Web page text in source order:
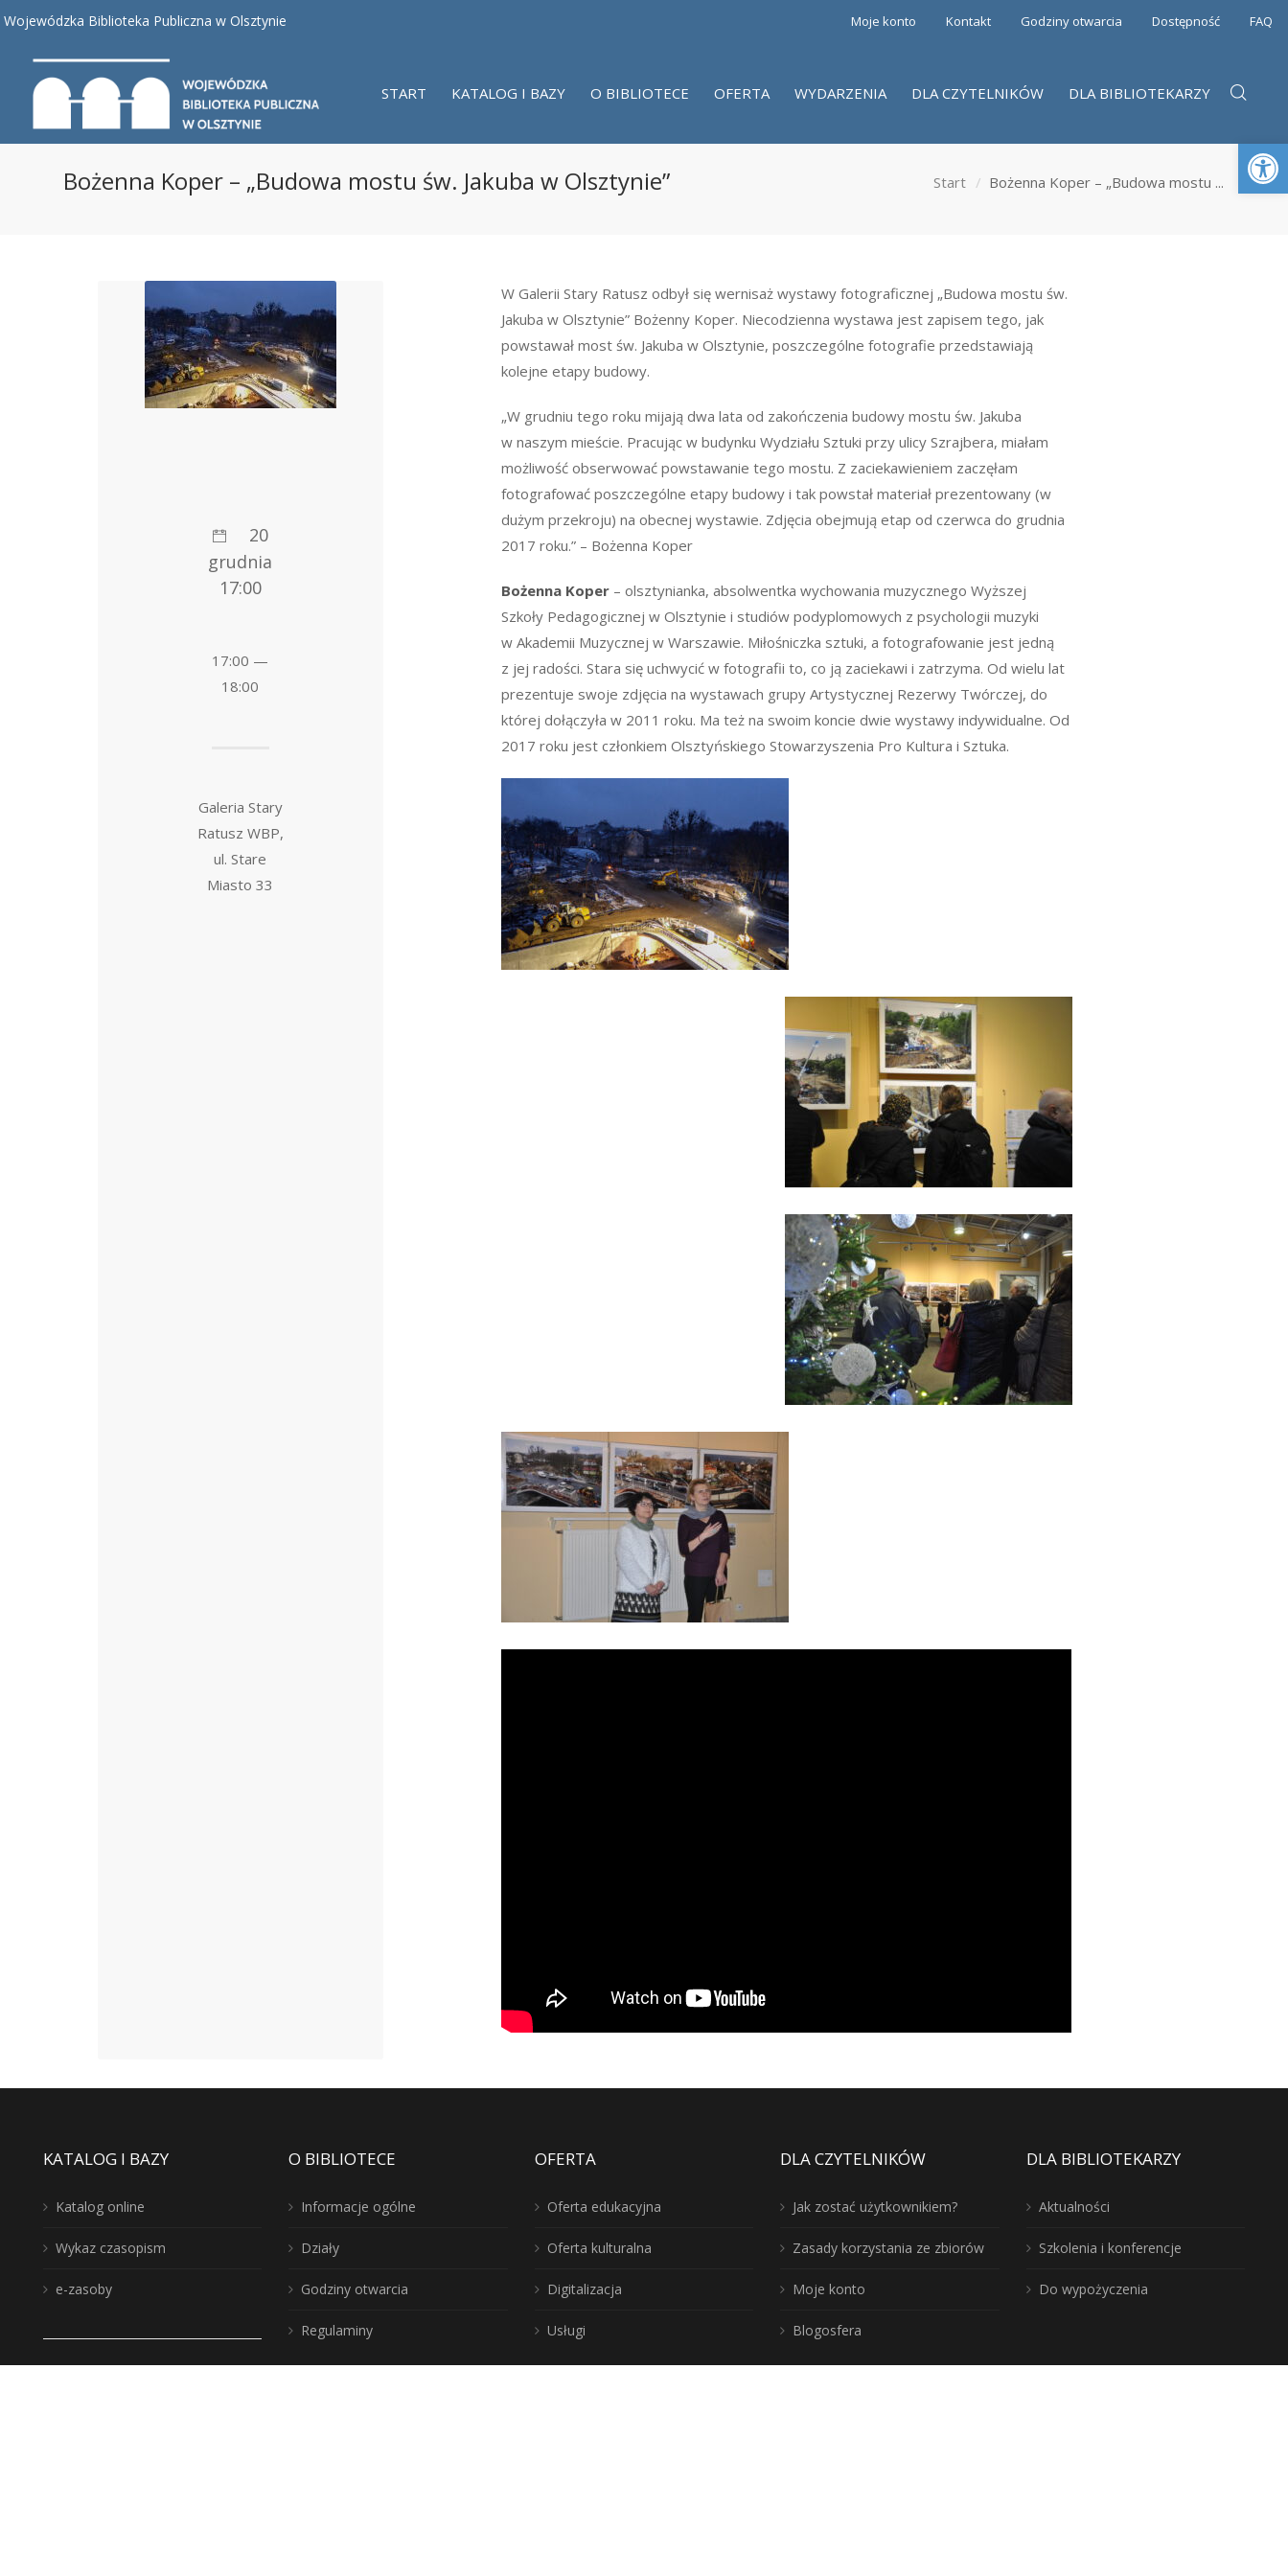
Wojewódzka Biblioteka Publiczna w Olsztynie Moje konto Kontakt Godziny otwarcia Dostępność FAQ
START KATALOG I BAZY O BIBLIOTECE OFERTA WYDARZENIA DLA CZYTELNIKÓW DLA BIBLIOTEKARZY
Bożenna Koper – „Budowa mostu św. Jakuba w Olsztynie” Start Bożenna Koper – „Budowa mostu ...
W Galerii Stary Ratusz odbył się wernisaż wystawy fotograficznej „Budowa mostu św.
Jakuba w Olsztynie” Bożenny Koper. Niecodzienna wystawa jest zapisem tego, jak
powstawał most św. Jakuba w Olsztynie, poszczególne fotografie przedstawiają
kolejne etapy budowy.
„W grudniu tego roku mijają dwa lata od zakończenia budowy mostu św. Jakuba
w naszym mieście. Pracując w budynku Wydziału Sztuki przy ulicy Szrajbera, miałam
możliwość obserwować powstawanie tego mostu. Z zaciekawieniem zaczęłam
fotografować poszczególne etapy budowy i tak powstał materiał prezentowany (w
dużym przekroju) na obecnej wystawie. Zdjęcia obejmują etap od czerwca do grudnia
2017 roku.” – Bożenna Koper
Bożenna Koper – olsztynianka, absolwentka wychowania muzycznego Wyższej
Szkoły Pedagogicznej w Olsztynie i studiów podyplomowych z psychologii muzyki
w Akademii Muzycznej w Warszawie. Miłośniczka sztuki, a fotografowanie jest jedną
z jej radości. Stara się uchwycić w fotografii to, co ją zaciekawi i zatrzyma. Od wielu lat
prezentuje swoje zdjęcia na wystawach grupy Artystycznej Rezerwy Twórczej, do
której dołączyła w 2011 roku. Ma też na swoim koncie dwie wystawy indywidualne. Od
2017 roku jest członkiem Olsztyńskiego Stowarzyszenia Pro Kultura i Sztuka.
20
grudnia
17:00
17:00 —
18:00
Galeria Stary
Ratusz WBP,
ul. Stare
Miasto 33
KATALOG I BAZY
Katalog online
Wykaz czasopism
e-zasoby
O BIBLIOTECE
Informacje ogólne
Działy
Godziny otwarcia
Regulaminy
OFERTA
Oferta edukacyjna
Oferta kulturalna
Digitalizacja
Usługi
DLA CZYTELNIKÓW
Jak zostać użytkownikiem?
Zasady korzystania ze zbiorów
Moje konto
Blogosfera
DLA BIBLIOTEKARZY
Aktualności
Szkolenia i konferencje
Do wypożyczenia